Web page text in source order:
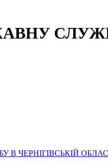
ЧЕРНІГІВСЬКІЙ